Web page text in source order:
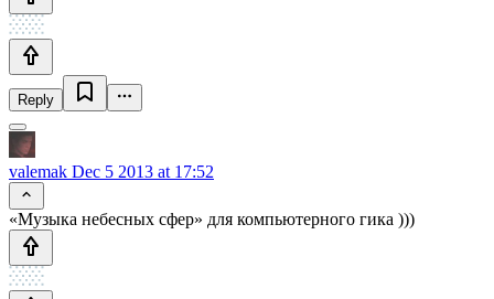
Reply
valemak Dec 5 2013 at 17:52
«Музыка небесных сфер» для компьютерного гика )))